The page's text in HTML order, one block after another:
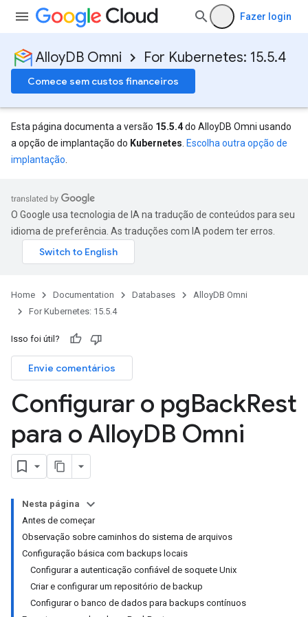
Fazer login
AlloyDB Omni For Kubernetes: 15.5.4
Comece sem custos financeiros
Esta página documenta a versão 15.5.4do AlloyDB Omni usando
a opção de implantação do Kubernetes Escolha outra opção de
implantação
O Google usa tecnologia de IA na tradução de conteúdos para seu
idioma de preferência. As traduções com IA podem ter erros.
Home Documentation Databases
AlloyDB Omni
For Kubernetes: 15.5.4
Isso foi útil?
Envie comentários
Configurar o pgBackRest
para o AlloyDB Omni
Nesta página
Antes de começar
Observação sobre caminhos do sistema de arquivos
Configuração básica com backups locais
Configurar a autenticação confiável de soquete Unix
Criar e configurar um repositório de backup
Configurar o banco de dados para backups contínuos